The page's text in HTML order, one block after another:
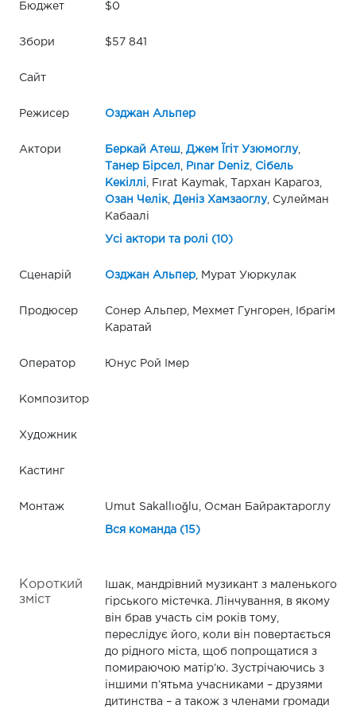
Бюджет $0
Збори $57 841
Сайт
Режисер Озджан Альпер
Актори Беркай Атеш Джем Їгіт Узюмоглу,
Танер Бірсел
Pınar Deniz,
Сібель
Кекіллі , Fırat Kaymak, Тархан Карагоз,
Озан Челік, Деніз Хамзаоглу, Сулейман
Кабаалі
Усі актори та ролі (10)
Сценарій Озджан Альпер, Мурат Уюркулак
Продюсер
Сонер Альпер, Мехмет Гунгорен, Ібрагім
Каратай
Оператор Юнус Рой Імер
Композитор
Художник
Кастинг
Монтаж Umut Sakallıoğlu, Осман Байрактароглу
Вся команда (15)
Короткий
зміст
Ішак, мандрівний музикант з маленького
гірського містечка. Лінчування, в якому
він брав участь сім років тому,
переслідує його, коли він повертається
до рідного міста, щоб попрощатися з
помираючою матір’ю. Зустрічаючись з
іншими п’ятьма учасниками – друзями
дитинства – а також з членами громади